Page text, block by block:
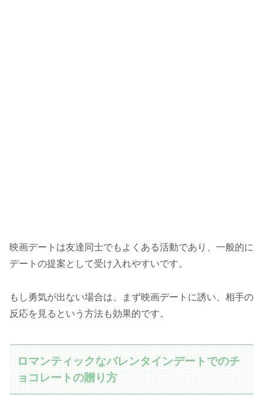
映画デートは友達同士でもよくある活動であり、一般的に
デートの提案として受け入れやすいです。
もし勇気が出ない場合は、まず映画デートに誘い、相手の
反応を見るという方法も効果的です。
ロマンティックなバレンタインデートでのチ
ョコレートの贈り方